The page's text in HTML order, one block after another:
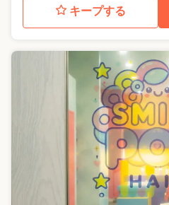
キープする